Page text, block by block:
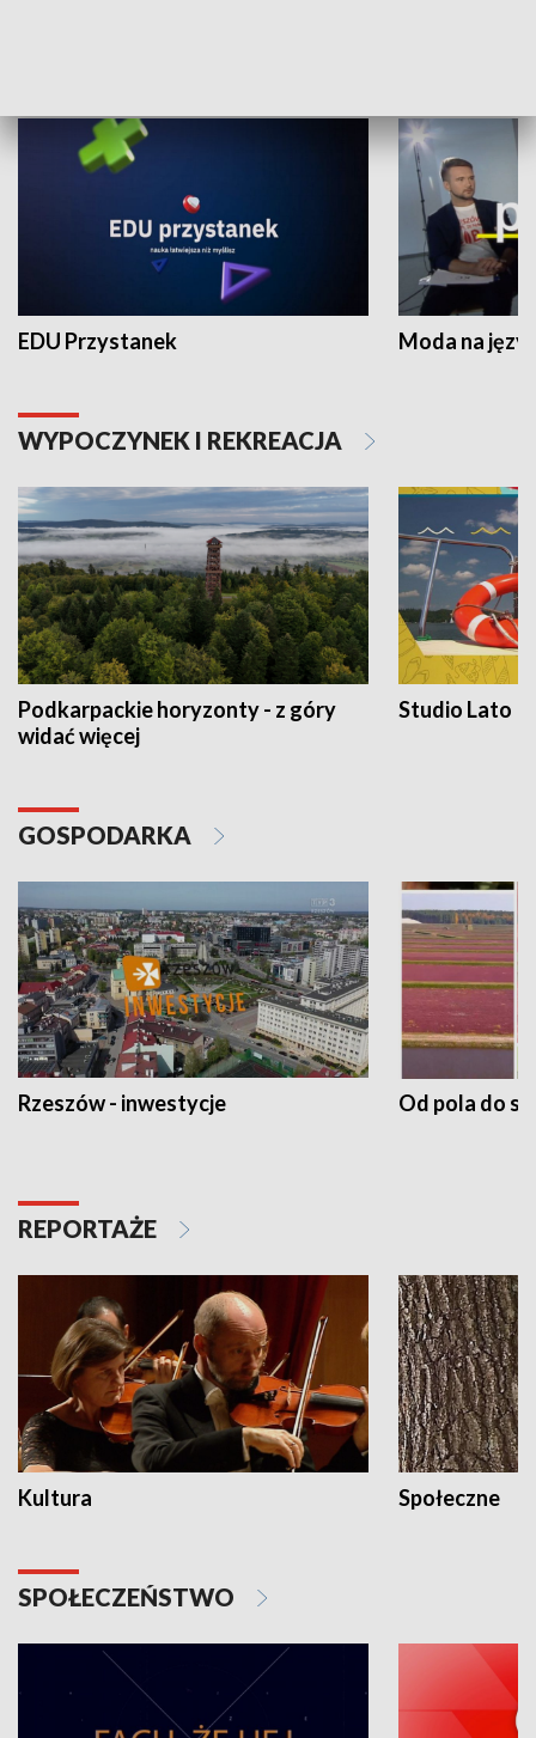
EDU Przystanek Moda na
WYPOCZYNEK I REKREACJA
Podkarpackie horyzonty - z góry
widać więcej
Studio Lato
GOSPODARKA
Rzeszów - inwestycje Od pola do
REPORTAŻE
Kultura Społeczne
SPOŁECZEŃSTWO